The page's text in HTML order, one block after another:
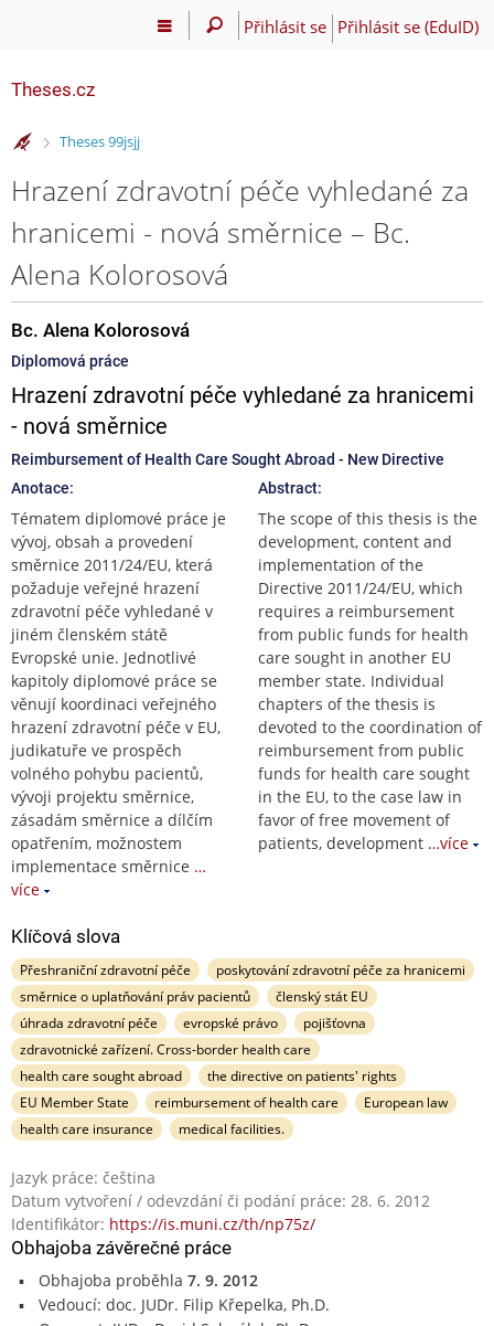
Přihlásit se Přihlásit se (EduID)
Theses.cz
>
Theses 99jsjj
Hrazení zdravotní péče vyhledané za
hranicemi - nová směrnice – Bc.
Alena Kolorosová
Bc. Alena Kolorosová
Diplomová práce
Hrazení zdravotní péče vyhledané za hranicemi
- nová směrnice
Reimbursement of Health Care Sought Abroad - New Directive
Anotace:
Tématem diplomové práce je
vývoj, obsah a provedení
směrnice 2011/24/EU, která
požaduje veřejné hrazení
zdravotní péče vyhledané v
jiném členském státě
Evropské unie. Jednotlivé
kapitoly diplomové práce se
věnují koordinaci veřejného
hrazení zdravotní péče v EU,
judikatuře ve prospěch
volného pohybu pacientů,
vývoji projektu směrnice,
zásadám směrnice a dílčím
opatřením, možnostem
implementace směrnice …
více
Abstract:
The scope of this thesis is the
development, content and
implementation of the
Directive 2011/24/EU, which
requires a reimbursement
from public funds for health
care sought in another EU
member state. Individual
chapters of the thesis is
devoted to the coordination of
reimbursement from public
funds for health care sought
in the EU, to the case law in
favor of free movement of
patients, development …více
Klíčová slova
Přeshraniční zdravotní péče
poskytování zdravotní péče za hranicemi
směrnice o uplatňování práv pacientů
členský stát EU
úhrada zdravotní péče
evropské právo
pojišťovna
zdravotnické zařízení. Cross-border health care
health care sought abroad
the directive on patients' rights
EU Member State
reimbursement of health care
European law
health care insurance
medical facilities.
Jazyk práce: čeština
Datum vytvoření / odevzdání či podání práce: 28. 6. 2012
Identifikátor: https://is.muni.cz/th/np75z/
Obhajoba závěrečné práce
Obhajoba proběhla 7. 9. 2012
Vedoucí: doc. JUDr. Filip Křepelka, Ph.D.